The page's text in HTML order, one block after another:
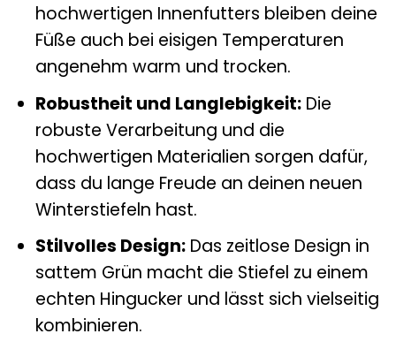
hochwertigen Innenfutters bleiben deine
Füße auch bei eisigen Temperaturen
angenehm warm und trocken.
Robustheit und Langlebigkeit:Die
robuste Verarbeitung und die
hochwertigen Materialien sorgen dafür,
dass du lange Freude an deinen neuen
Winterstiefeln hast.
Stilvolles Design:Das zeitlose Design in
sattem Grün macht die Stiefel zu einem
echten Hingucker und lässt sich vielseitig
kombinieren.